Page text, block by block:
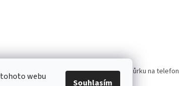
webu
Souhlasím
mobil s krytem na šnůrce Jak nasadit šnůrku na telefon